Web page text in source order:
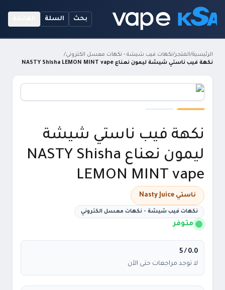
بحث السلة
الرئيسية/المتجر/نكهات فيب شيشة - نكهات معسل الكتروني/
نكهة فيب ناستي شيشة ليمون نعناع NASTY Shisha LEMON MINT vape
نكهة فيب ناستي شيشة
ليمون نعناع NASTY Shisha
LEMON MINT vape
ناستي Nasty Juice
نكهات فيب شيشة - نكهات معسل الكتروني
متوفر
0.0
/ 5
لا توجد مراجعات حتى الآن